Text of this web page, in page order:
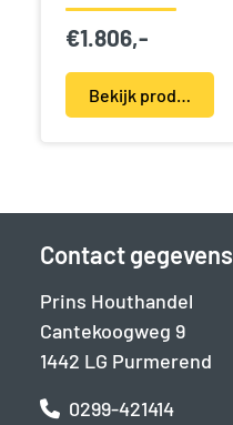
€1.806,-
Bekijk product(en)
Contact gegevens
Prins Houthandel
Cantekoogweg 9
1442 LG Purmerend
0299-421414